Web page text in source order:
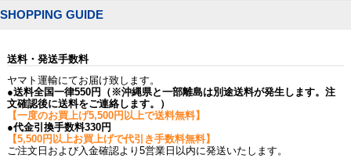
SHOPPING GUIDE
送料・発送手数料
ヤマト運輸にてお届け致します。
●送料全国一律550円（※沖縄県と一部離島は別途送料が発生します。注
文確認後に送料をご連絡します。）
【一度のお買上げ5,500円以上で送料無料】
●代金引換手数料330円
【5,500円以上お買上げで代引き手数料無料】
ご注文日および入金確認より5営業日以内に発送いたします。